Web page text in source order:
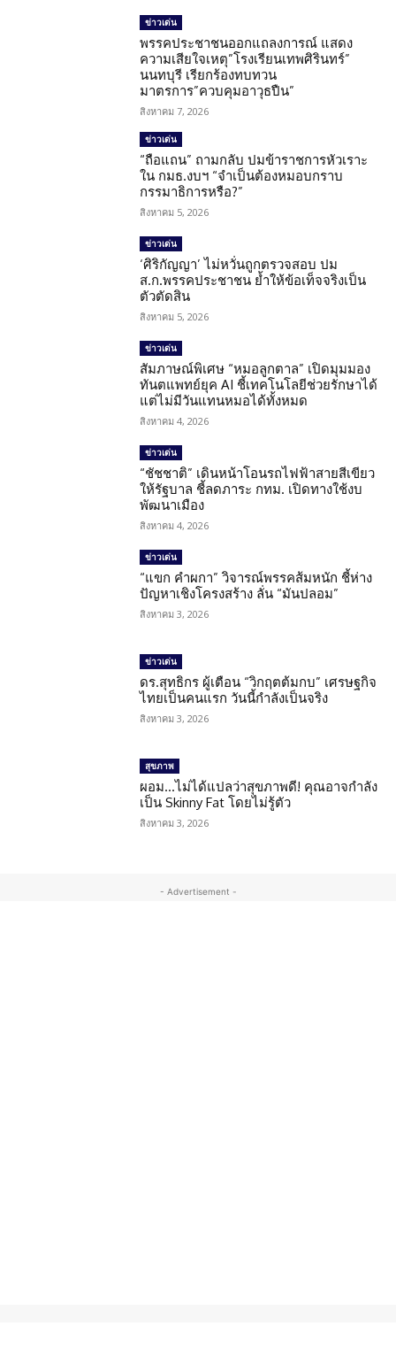
ข่าวเด่น
พรรคประชาชนออกแถลงการณ์ แสดง
ความเสียใจเหตุ”โรงเรียนเทพศิรินทร์”
นนทบุรี เรียกร้องทบทวน
มาตรการ”ควบคุมอาวุธปืน”
สิงหาคม 7, 2026
ข่าวเด่น
“ถือแถน” ถามกลับ ปมข้าราชการหัวเราะ
ใน กมธ.งบฯ “จำเป็นต้องหมอบกราบ
กรรมาธิการหรือ?”
สิงหาคม 5, 2026
ข่าวเด่น
‘ศิริกัญญา’ ไม่หวั่นถูกตรวจสอบ ปม
ส.ก.พรรคประชาชน ย้ำให้ข้อเท็จจริงเป็น
ตัวตัดสิน
สิงหาคม 5, 2026
ข่าวเด่น
สัมภาษณ์พิเศษ “หมอลูกตาล” เปิดมุมมอง
ทันตแพทย์ยุค AI ชี้เทคโนโลยีช่วยรักษาได้
แต่ไม่มีวันแทนหมอได้ทั้งหมด
สิงหาคม 4, 2026
ข่าวเด่น
“ชัชชาติ” เดินหน้าโอนรถไฟฟ้าสายสีเขียว
ให้รัฐบาล ชี้ลดภาระ กทม. เปิดทางใช้งบ
พัฒนาเมือง
สิงหาคม 4, 2026
ข่าวเด่น
“แขก คำผกา” วิจารณ์พรรคส้มหนัก ชี้ห่าง
ปัญหาเชิงโครงสร้าง ลั่น “มันปลอม”
สิงหาคม 3, 2026
ข่าวเด่น
ดร.สุทธิกร ผู้เตือน “วิกฤตต้มกบ” เศรษฐกิจ
ไทยเป็นคนแรก วันนี้กำลังเป็นจริง
สิงหาคม 3, 2026
สุขภาพ
ผอม…ไม่ได้แปลว่าสุขภาพดี! คุณอาจกำลัง
เป็น Skinny Fat โดยไม่รู้ตัว
สิงหาคม 3, 2026
- Advertisement -